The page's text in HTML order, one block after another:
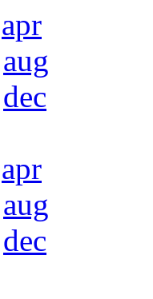
apr
aug
dec
apr
aug
dec